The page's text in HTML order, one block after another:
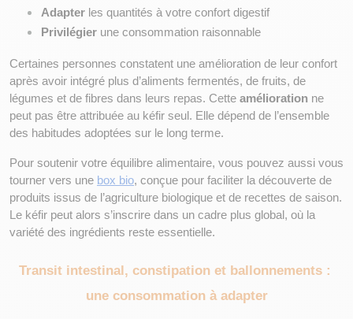
Adapter les quantités à votre confort digestif
Privilégier une consommation raisonnable
Certaines personnes constatent une amélioration de leur confort
après avoir intégré plus d’aliments fermentés, de fruits, de
légumes et de fibres dans leurs repas. Cette amélioration ne
peut pas être attribuée au kéfir seul. Elle dépend de l’ensemble
des habitudes adoptées sur le long terme.
Pour soutenir votre équilibre alimentaire, vous pouvez aussi vous
tourner vers une box bio, conçue pour faciliter la découverte de
produits issus de l’agriculture biologique et de recettes de saison.
Le kéfir peut alors s’inscrire dans un cadre plus global, où la
variété des ingrédients reste essentielle.
Transit intestinal, constipation et ballonnements :
une consommation à adapter